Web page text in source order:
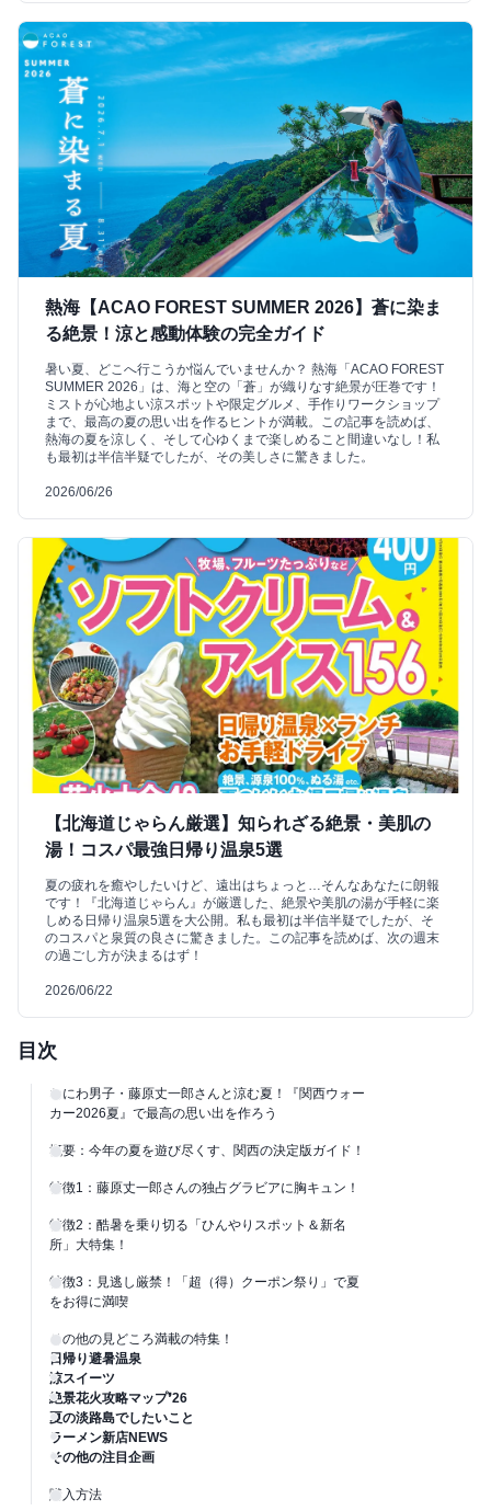
熱海【ACAO FOREST SUMMER 2026】蒼に染ま
る絶景！涼と感動体験の完全ガイド
暑い夏、どこへ行こうか悩んでいませんか？ 熱海「ACAO FOREST
SUMMER 2026」は、海と空の「蒼」が織りなす絶景が圧巻です！
ミストが心地よい涼スポットや限定グルメ、手作りワークショップ
まで、最高の夏の思い出を作るヒントが満載。この記事を読めば、
熱海の夏を涼しく、そして心ゆくまで楽しめること間違いなし！私
も最初は半信半疑でしたが、その美しさに驚きました。
2026/06/26
【北海道じゃらん厳選】知られざる絶景・美肌の
湯！コスパ最強日帰り温泉5選
夏の疲れを癒やしたいけど、遠出はちょっと…そんなあなたに朗報
です！『北海道じゃらん』が厳選した、絶景や美肌の湯が手軽に楽
しめる日帰り温泉5選を大公開。私も最初は半信半疑でしたが、そ
のコスパと泉質の良さに驚きました。この記事を読めば、次の週末
の過ごし方が決まるはず！
2026/06/22
目次
なにわ男子・藤原丈一郎さんと涼む夏！『関西ウォー
カー2026夏』で最高の思い出を作ろう
概要：今年の夏を遊び尽くす、関西の決定版ガイド！
特徴1：藤原丈一郎さんの独占グラビアに胸キュン！
特徴2：酷暑を乗り切る「ひんやりスポット＆新名
所」大特集！
特徴3：見逃し厳禁！「超（得）クーポン祭り」で夏
をお得に満喫
その他の見どころ満載の特集！
日帰り避暑温泉
涼スイーツ
絶景花火攻略マップ❜26
夏の淡路島でしたいこと
ラーメン新店NEWS
その他の注目企画
購入方法